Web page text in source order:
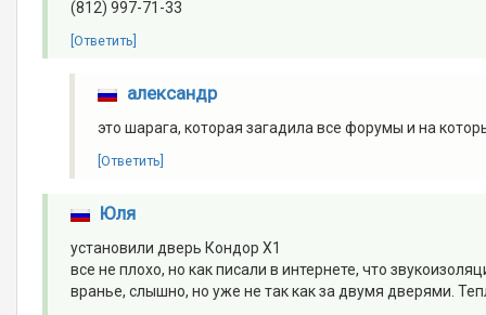
(812) 997-71-33
[Ответить]
александр
это шарага, которая загадила все форумы и на
[Ответить]
Юля
установили дверь Кондор X1
все не плохо, но как писали в интернете, что
вранье, слышно, но уже не так как за двумя дверями.